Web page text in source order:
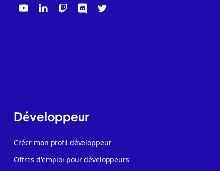
Développeur
Créer mon profil développeur
Offres d'emploi pour développeurs